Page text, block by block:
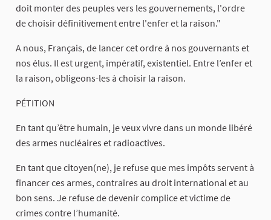
doit monter des peuples vers les gouvernements, l'ordre
de choisir définitivement entre l'enfer et la raison."
A nous, Français, de lancer cet ordre à nos gouvernants et
nos élus. Il est urgent, impératif, existentiel. Entre l’enfer et
la raison, obligeons-les à choisir la raison.
PÉTITION
En tant qu’être humain, je veux vivre dans un monde libéré
des armes nucléaires et radioactives.
En tant que citoyen(ne), je refuse que mes impôts servent à
financer ces armes, contraires au droit international et au
bon sens. Je refuse de devenir complice et victime de
crimes contre l’humanité.